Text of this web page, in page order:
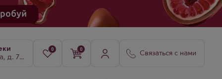
к. 3
0 0
Связаться с нами